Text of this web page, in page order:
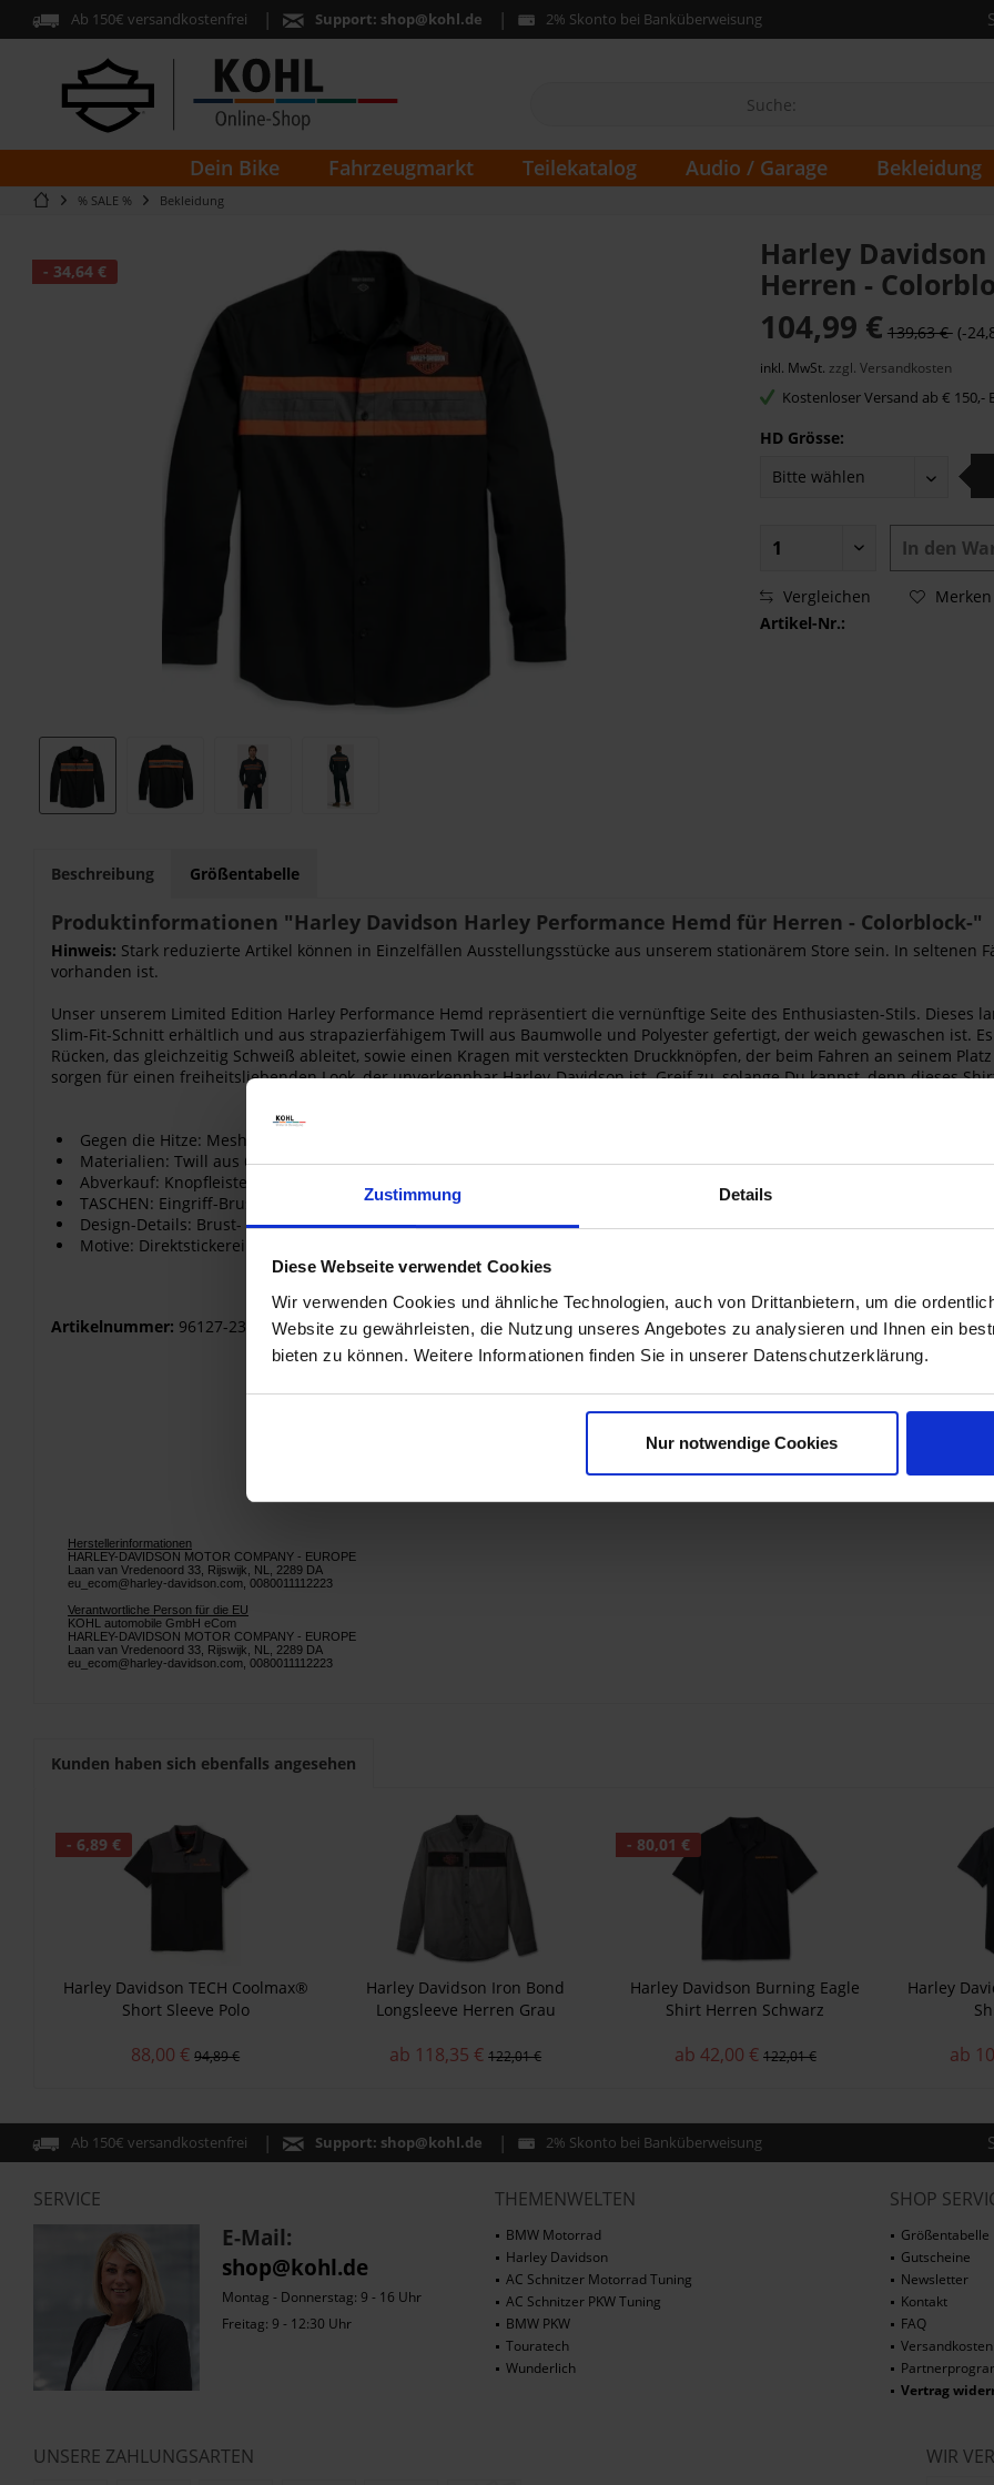
Zustimmung Details
Diese Webseite verwendet Cookies
Wir verwenden Cookies und ähnliche Technologien, auch von Drittanbietern, um die
Website zu gewährleisten, die Nutzung unseres Angebotes zu analysieren und Ihnen ein
bieten zu können. Weitere Informationen finden Sie in unserer Datenschutzerklärung.
Nur notwendige Cookies
Ab 150€ versandkostenfrei Support: shop@kohl.de 2% Skonto bei Banküberweisung
Dein Bike Fahrzeugmarkt Teilekatalog Audio / Garage Bekleidung
% SALE % Bekleidung
- 34,64 €
Harley
Herren -
104,99 € 139,63 €(-
inkl. MwSt. zzgl. Versandkosten
Kostenloser Versand ab € 150,-
HD Grösse:
In den
Vergleichen Merken
Artikel-Nr.:
Beschreibung Größentabelle
Produktinformationen "Harley Davidson Harley Performance Hemd für Herren - Colorblock-"
Hinweis: Stark reduzierte Artikel können in Einzelfällen Ausstellungsstücke aus unserem stationärem Store sein. In seltenen
vorhanden ist.
Unser unserem Limited Edition Harley Performance Hemd repräsentiert die vernünftige Seite des Enthusiasten-Stils. Dieses
Slim-Fit-Schnitt erhältlich und aus strapazierfähigem Twill aus Baumwolle und Polyester gefertigt, der weich gewaschen ist.
Rücken, das gleichzeitig Schweiß ableitet, sowie einen Kragen mit versteckten Druckknöpfen, der beim Fahren an seinem
sorgen für einen freiheitsliebenden Look, der unverkennbar Harley-Davidson ist. Greif zu, solange Du kannst, denn dieses
Gegen die Hitze: Mesh-Element am oberen Rücken zur Belüftung
Materialien: Twill aus 60 % Baumwolle und 40 % Polyester, weich gewaschen. Netzgewebe aus 100 % Polyester
Abverkauf: Knopfleiste vorn und an den Bündchen
TASCHEN: Eingriff-Brusttaschen mit versteckten Druckknöpfen
Design-Details: Brust- und Rückenstreifen. Kragen mit versteckten Druckknöpfen. Einstellbare Bündchen
Motive: Direktstickerei
Artikelnummer: 96127-23VM
Herstellerinformationen
HARLEY-DAVIDSON MOTOR COMPANY - EUROPE
Laan van Vredenoord 33, Rijswijk, NL, 2289 DA
eu_ecom@harley-davidson.com, 0080011112223
Verantwortliche Person für die EU
KOHL automobile GmbH eCom
HARLEY-DAVIDSON MOTOR COMPANY - EUROPE
Laan van Vredenoord 33, Rijswijk, NL, 2289 DA
eu_ecom@harley-davidson.com, 0080011112223
Kunden haben sich ebenfalls angesehen
- 6,89 €
Harley Davidson TECH Coolmax®
Short Sleeve Polo
88,00 € 94,89 €
Harley Davidson Iron Bond
Longsleeve Herren Grau
ab 118,35 € 122,01 €
- 80,01 €
Harley Davidson Burning Eagle
Shirt Herren Schwarz
ab 42,00 € 122,01 €
Harley
ab
Ab 150€ versandkostenfrei Support: shop@kohl.de 2% Skonto bei Banküberweisung
SERVICE
E-Mail:
shop@kohl.de
Montag - Donnerstag: 9 - 16 Uhr
Freitag: 9 - 12:30 Uhr
THEMENWELTEN
BMW Motorrad
Harley Davidson
AC Schnitzer Motorrad Tuning
AC Schnitzer PKW Tuning
BMW PKW
Touratech
Wunderlich
SHOP
Größentabelle
Gutscheine
Newsletter
Kontakt
FAQ
Versandkosten
Vertrag
UNSERE ZAHLUNGSARTEN WIR